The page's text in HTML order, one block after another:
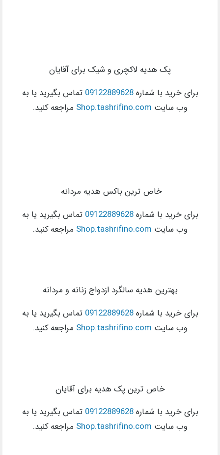
پک هدیه لاکچری و شیک برای آقایان
برای خرید با شماره09122889628 تماس بگیرید یا به
وب سایت Shop.tashrifino.com مراجعه کنید.
خاص ترین باکس هدیه مردانه
برای خرید با شماره09122889628 تماس بگیرید یا به
وب سایت Shop.tashrifino.com مراجعه کنید.
بهترین هدیه سالگرد ازدواج زنانه و مردانه
برای خرید با شماره09122889628 تماس بگیرید یا به
وب سایت Shop.tashrifino.com مراجعه کنید.
خاص ترین پک هدیه برای آقایان
برای خرید با شماره09122889628 تماس بگیرید یا به
وب سایت Shop.tashrifino.com مراجعه کنید.